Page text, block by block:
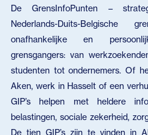
De GrensInfoPunten –
Nederlands-Duits-
onafhankelijke en
grensgangers: van
studenten tot ondernemers. Of
Aken, werk in Hasselt of een
GIP’s helpen met heldere
belastingen, sociale zekerheid,
De tien GIP’s zijn te vinden in